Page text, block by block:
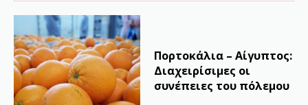
Πορτοκάλια – Αίγυπτος:
Διαχειρίσιμες οι
συνέπειες του πόλεμου